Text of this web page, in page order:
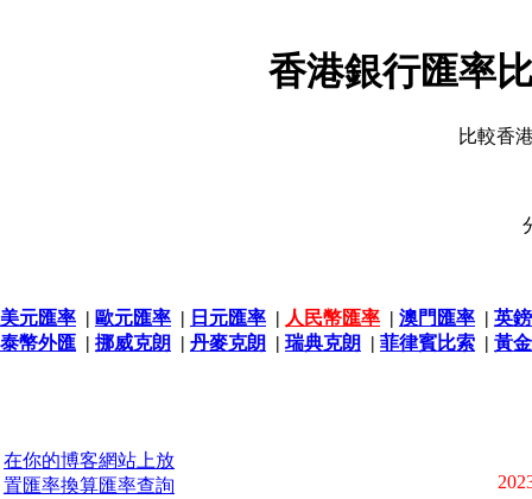
香港銀行匯率
比較香
美元匯率 | 歐元匯率 | 日元匯率 | 人民幣匯率 | 澳門匯率 | 英
泰幣外匯 | 挪威克朗 | 丹麥克朗 | 瑞典克朗 | 菲律賓比索 | 黃
在你的博客網站上放
置匯率換算匯率查詢